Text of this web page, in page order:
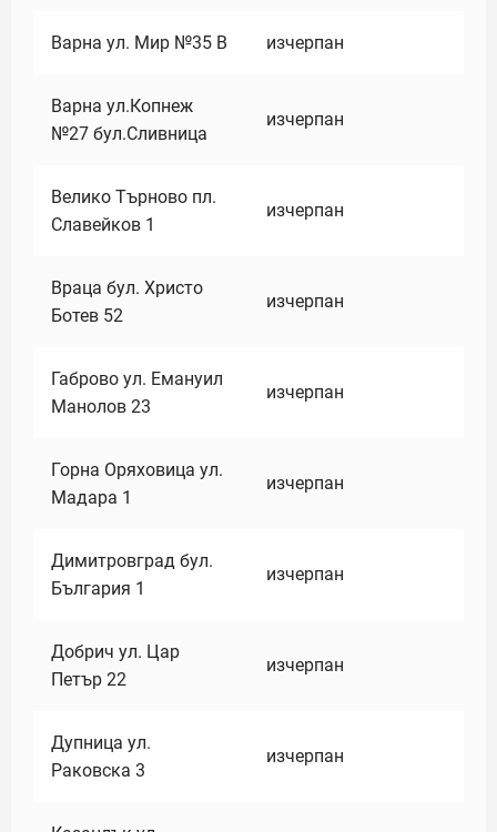
Варна ул. Мир №35 В изчерпан
Варна ул.Копнеж
№27 бул.Сливница
изчерпан
Велико Търново пл.
Славейков 1
изчерпан
Враца бул. Христо
Ботев 52
изчерпан
Габрово ул. Емануил
Манолов 23
изчерпан
Горна Оряховица ул.
Мадара 1
изчерпан
Димитровград бул.
България 1
изчерпан
Добрич ул. Цар
Петър 22
изчерпан
Дупница ул.
Раковска 3
изчерпан